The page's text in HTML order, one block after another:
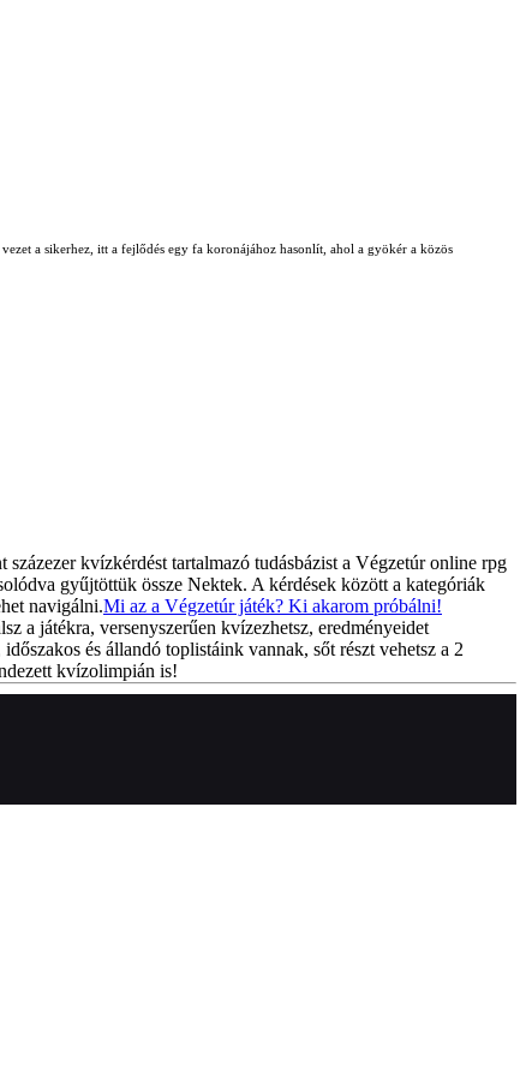
a sikerhez, itt a fejlődés egy fa koronájához hasonlít, ahol a gyökér a közös
százezer kvízkérdést tartalmazó tudásbázist a Végzetúr online rpg
gyűjtöttük össze Nektek. A kérdések között a kategóriák
navigálni.Mi az a Végzetúr játék? Ki akarom próbálni!
a játékra, versenyszerűen kvízezhetsz, eredményeidet
és állandó toplistáink vannak, sőt részt vehetsz a 2
kvízolimpián is!